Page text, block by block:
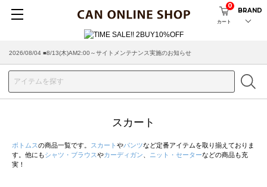
カート
0
BRAND
2026/08/04 ■8/13(木)AM2:00～サイトメンテナンス実施のお知らせ
2026/07/29 ■【お知らせ】ヤマト運輸の配送遅延・停止について
スカート
ボトムスの商品一覧です。 スカート やパンツなど定番アイテムを取り揃えておりま
す。他にもシャツ・ブラウスやカーディガン ニット・セーターなどの商品も充
実！